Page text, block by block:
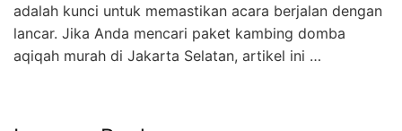
adalah kunci untuk memastikan acara berjalan dengan
lancar. Jika Anda mencari paket kambing domba
aqiqah murah di Jakarta Selatan, artikel ini …